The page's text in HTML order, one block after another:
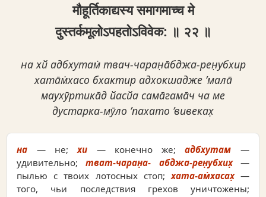
मौहूर्तिकाद्यस्य समागमाच्च मे
दुस्तर्कमूलोऽपहतोऽविवेक: ॥ २२ ॥
на хй адбхутам̇ твач-чаран̣а̄бджа-рен̣убхир
хата̄м̇хасо бхактир адхокшадже ’мала̄
маухӯртика̄д йасйа сама̄гама̄ч ча ме
дустарка-мӯло ’пахато ’вивеках̣
на — не;хи — конечно же;адбхутам —
удивительно;тват-чаран̣а- абджа-рен̣убхих̣—
пылью с твоих лотосных стоп;хата-ам̇хасах̣—
того, чьи последствия грехов уничтожены;